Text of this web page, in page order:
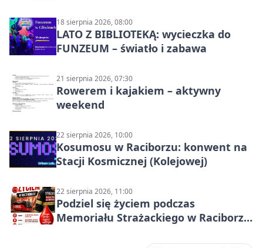
18 sierpnia 2026, 08:00
LATO Z BIBLIOTEKĄ: wycieczka do
FUNZEUM – światło i zabawa
21 sierpnia 2026, 07:30
Rowerem i kajakiem – aktywny
weekend
22 sierpnia 2026, 10:00
Kosumosu w Raciborzu: konwent na
Stacji Kosmicznej (Kolejowej)
22 sierpnia 2026, 11:00
Podziel się życiem podczas
Memoriału Strażackiego w Raciborzu